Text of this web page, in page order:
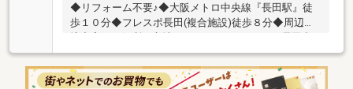
◆リフォーム不要♪◆大阪メトロ中央線『長田駅』徒
歩１０分◆フレスポ長田(複合施設)徒歩８分◆周辺環
境充実した便利な立地！！●ファミリーマート長田中
五丁目店：徒歩１分●長田クリニック：徒歩２分●松の
や・松屋：徒歩７分●楠根東小学校：徒歩３分●楠根中
学校：徒歩１２分●菱屋東公園：徒歩６分●自己資金０